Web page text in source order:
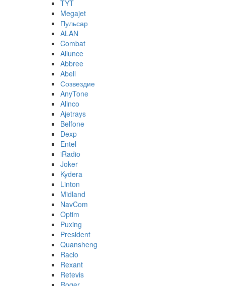
TYT
Megajet
Пульсар
ALAN
Combat
Ailunce
Abbree
Abell
Созвездие
AnyTone
Alinco
Ajetrays
Belfone
Dexp
Entel
iRadio
Joker
Kydera
Linton
Midland
NavCom
Optim
Puxing
President
Quansheng
Racio
Rexant
Retevis